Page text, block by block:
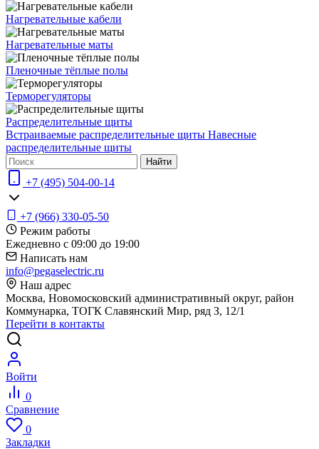
Нагревательные кабели
Нагревательные маты
Пленочные тёплые полы
Терморегуляторы
Распределительные щиты
Встраиваемые распределительные щиты Навесные
распределительные щиты
Найти
+7 (495) 504-00-14
+7 (966) 330-05-50
Режим работы
Ежедневно с 09:00 до 19:00
Написать нам
info@pegaselectric.ru
Наш адрес
Москва, Новомосковский административный округ, район
Коммунарка, ТОГК Славянский Мир, ряд З, 12/1
Перейти в контакты
Войти
0
Сравнение
0
Закладки